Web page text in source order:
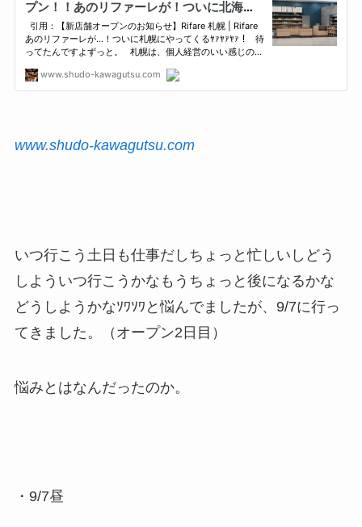
www.shudo-kawagutsu.com
いつ行こう土日も仕事だしちょっと忙しいしどう
しよういつ行こうかなもうちょっと後になるかな
どうしようかなｿﾜｿﾜと悩んでましたが、9/7に行っ
てきました。（オープン2日目）
悩みとはなんだったのか。
・9/7昼